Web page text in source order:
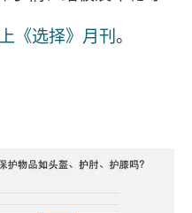
《选择》月刊。